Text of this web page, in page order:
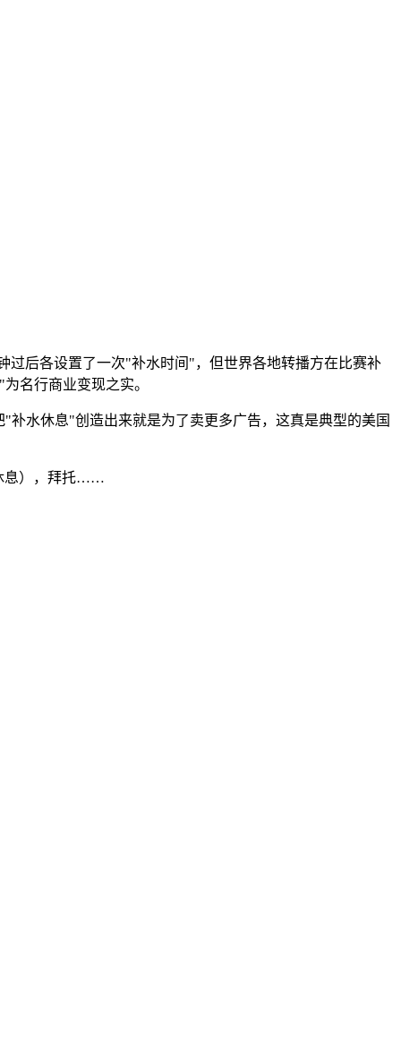
过后各设置了一次"补水时间"，但世界各地转播方在比赛补
名行商业变现之实。
补水休息"创造出来就是为了卖更多广告，这真是典型的美国
息），拜托……